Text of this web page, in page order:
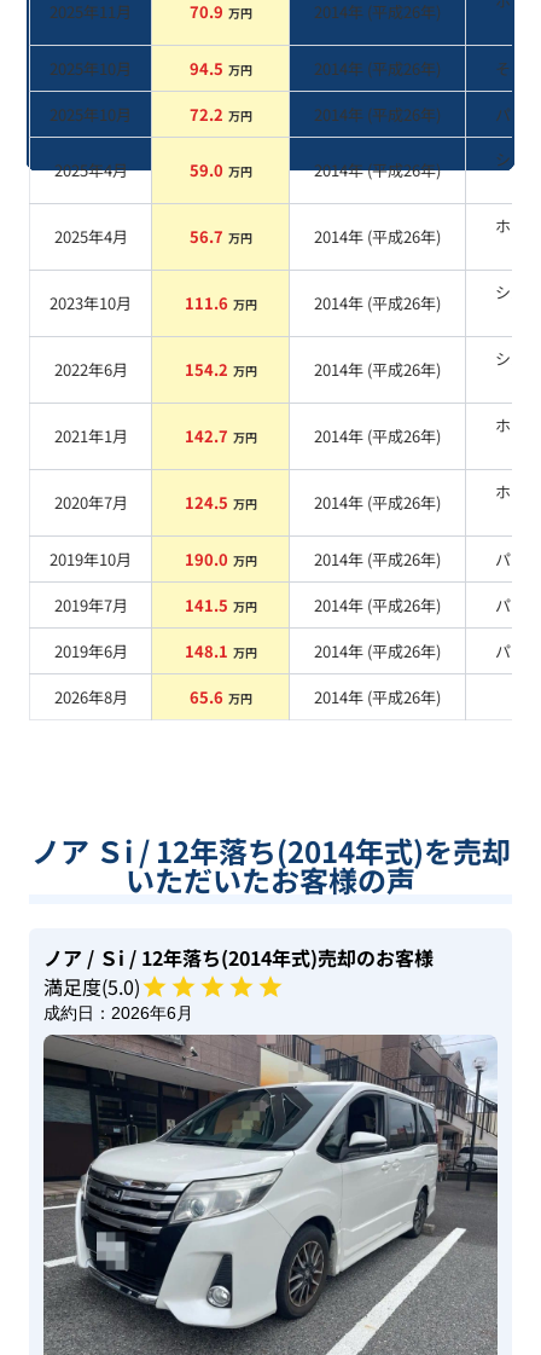
2025年11月 70.9 万円 2014年 (平成26年)
2025年10月
94.5 万円 2014年 (平成26年)
その他
2025年10月
72.2 万円 2014年 (平成26年) パール
2025年4月 59.0 万円 2014年 (平成26年)
シル
2025年4月 56.7 万円 2014年 (平成26年)
ホワ
2023年10月 111.6 万円 2014年 (平成26年)
シル
2022年6月 154.2 万円 2014年 (平成26年)
シル
2021年1月 142.7 万円 2014年 (平成26年)
ホワ
2020年7月 124.5 万円 2014年 (平成26年)
ホワ
2019年10月
190.0 万円 2014年 (平成26年)
パール
2019年7月
141.5 万円 2014年 (平成26年)
パール
2019年6月
148.1 万円 2014年 (平成26年)
パール
2026年8月
65.6 万円 2014年 (平成26年)
ノア Ｓi / 12年落ち(2014年式)を売却
いただいたお客様の声
ノア / Ｓi / 12年落ち(2014年式)売却のお客様
満足度(5.0)
成約日： 2026年6月